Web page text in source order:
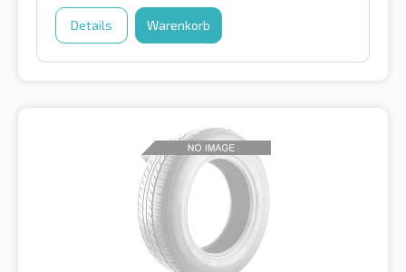
Details Warenkorb